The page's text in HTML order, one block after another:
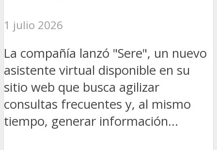
1 julio 2026
La compañía lanzó "Sere", un nuevo
asistente virtual disponible en su
sitio web que busca agilizar
consultas frecuentes y, al mismo
tiempo, generar información...